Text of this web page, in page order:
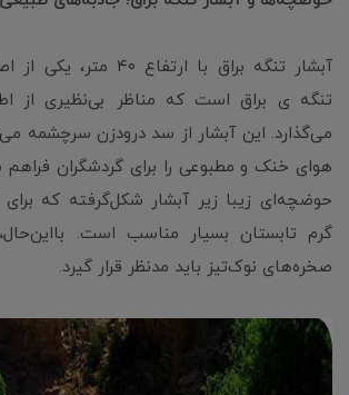
آبشار تنگه براق با
تنگه ی براق است که مناظر بی‌نظیری از
می‌گذارد. این آبشار از سد درودزن سرچشمه
هوای خنک و مطبوعی را برای گردشگران فراهم
حوضچه‌ای زیبا زیر آبشار شکل‌گرفته که
گرم تابستان بسیار مناسب است.
صخره‌های نوک‌تیز باید مدنظر قرار گیرد.